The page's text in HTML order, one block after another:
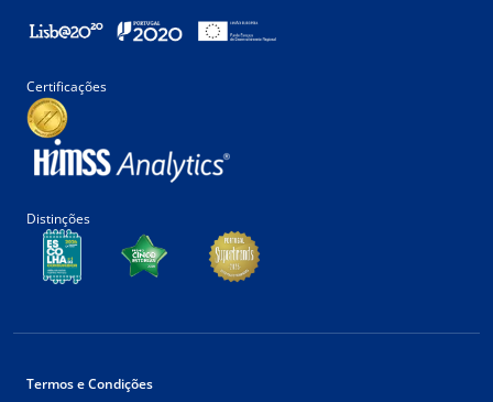
Certificações
Distinções
Termos e Condições